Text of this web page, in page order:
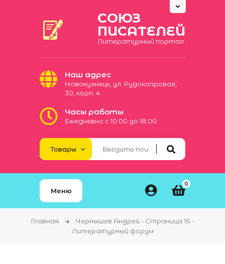
СОЮЗ
ПИСАТЕЛЕЙ
Литературный портал
Наш адрес
Новокузнецк, ул. Рудокопровая,
30, корп. 4
Часы работы
Ежедневно с 10:00 до 18:00
Меню
0
Главная
Чернышев Андрей - Страница 16 -
Литературный форум